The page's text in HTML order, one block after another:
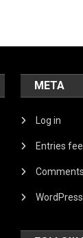
META
Log in
Entries